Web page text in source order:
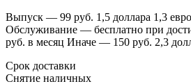
Выпуск — 99 руб. 1,5 доллара 1,3 евро
Обслуживание — бесплатно при
руб. в месяц Иначе — 150 руб. 2,3
Срок доставки
Снятие наличных